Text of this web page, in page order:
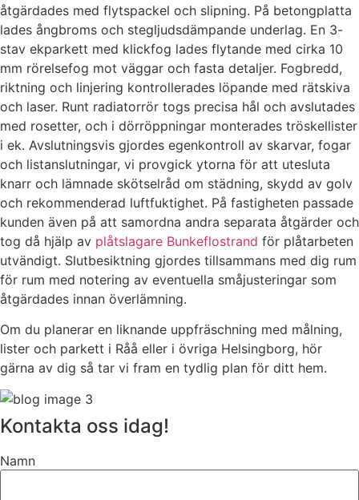
åtgärdades med flytspackel och slipning. På betongplatta
lades ångbroms och stegljudsdämpande underlag. En 3-
stav ekparkett med klickfog lades flytande med cirka 10
mm rörelsefog mot väggar och fasta detaljer. Fogbredd,
riktning och linjering kontrollerades löpande med rätskiva
och laser. Runt radiatorrör togs precisa hål och avslutades
med rosetter, och i dörröppningar monterades tröskellister
i ek. Avslutningsvis gjordes egenkontroll av skarvar, fogar
och listanslutningar, vi provgick ytorna för att utesluta
knarr och lämnade skötselråd om städning, skydd av golv
och rekommenderad luftfuktighet. På fastigheten passade
kunden även på att samordna andra separata åtgärder och
tog då hjälp av plåtslagare Bunkeflostrand för plåtarbeten
utvändigt. Slutbesiktning gjordes tillsammans med dig rum
för rum med notering av eventuella småjusteringar som
åtgärdades innan överlämning.
Om du planerar en liknande uppfräschning med målning,
lister och parkett i Råå eller i övriga Helsingborg, hör
gärna av dig så tar vi fram en tydlig plan för ditt hem.
Kontakta oss idag!
Namn